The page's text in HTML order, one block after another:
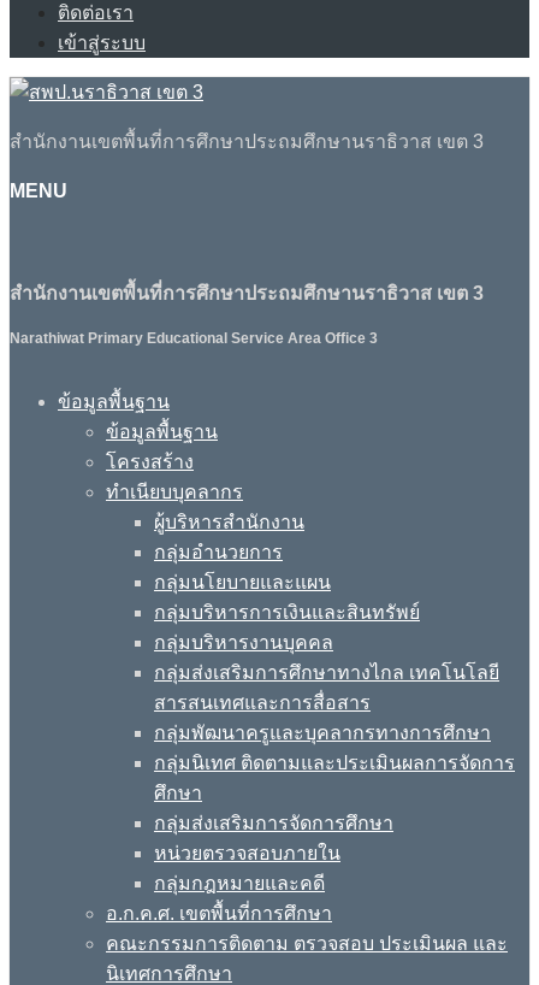
ติดต่อเรา
เข้าสู่ระบบ
สำนักงานเขตพื้นที่การศึกษาประถมศึกษานราธิวาส เขต 3
MENU
สำนักงานเขตพื้นที่การศึกษาประถมศึกษานราธิวาส เขต 3
Narathiwat Primary Educational Service Area Office 3
ข้อมูลพื้นฐาน
ข้อมูลพื้นฐาน
โครงสร้าง
ทำเนียบบุคลากร
ผู้บริหารสำนักงาน
กลุ่มอำนวยการ
กลุ่มนโยบายและแผน
กลุ่มบริหารการเงินและสินทรัพย์
กลุ่มบริหารงานบุคคล
กลุ่มส่งเสริมการศึกษาทางไกล เทคโนโลยี
สารสนเทศและการสื่อสาร
กลุ่มพัฒนาครูและบุคลากรทางการศึกษา
กลุ่มนิเทศ ติดตามและประเมินผลการจัดการ
ศึกษา
กลุ่มส่งเสริมการจัดการศึกษา
หน่วยตรวจสอบภายใน
กลุ่มกฎหมายและคดี
อ.ก.ค.ศ. เขตพื้นที่การศึกษา
คณะกรรมการติดตาม ตรวจสอบ ประเมินผล และ
นิเทศการศึกษา